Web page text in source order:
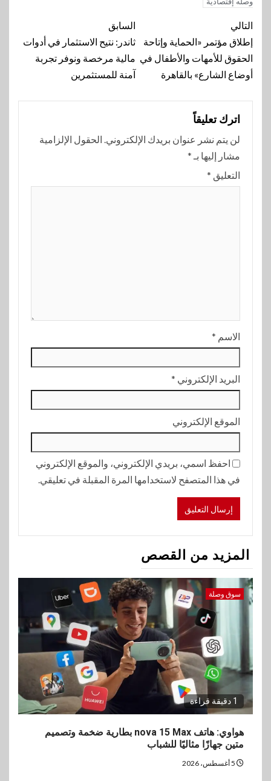
تنقل
المقالة
السابق
ثاندر: نتيح الاستثمار في أدوات
مالية مرخصة ونوفر تجربة
آمنة للمستثمرين
التالي
إطلاق مؤتمر «الحماية وإتاحة
الحقوق للأمهات والأطفال في
أوضاع الشارع» بالقاهرة
اترك تعليقاً
لن يتم نشر عنوان بريدك الإلكتروني. الحقول الإلزامية
مشار إليها بـ *
التعليق *
الاسم *
البريد الإلكتروني *
الموقع الإلكتروني
احفظ اسمي، بريدي الإلكتروني، والموقع الإلكتروني
في هذا المتصفح لاستخدامها المرة المقبلة في تعليقي.
المزيد من القصص
سوق وصلة
1 دقيقة قراءة
هواوي: هاتف nova 15 Max بطارية ضخمة وتصميم
متين جهازًا مثاليًا للشباب